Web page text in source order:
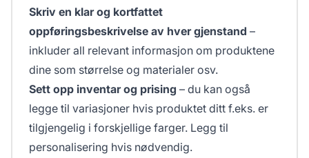
Skriv en klar og kortfattet
oppføringsbeskrivelse av hver gjenstand –
inkluder all relevant informasjon om produktene
dine som størrelse og materialer osv.
Sett opp inventar og prising – du kan også
legge til variasjoner hvis produktet ditt f.eks. er
tilgjengelig i forskjellige farger. Legg til
personalisering hvis nødvendig.